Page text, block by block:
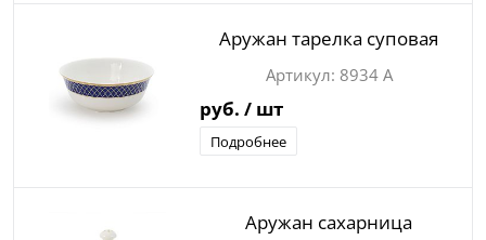
Аружан тарелка суповая
8934 А
руб. / шт
Подробнее
Аружан сахарница